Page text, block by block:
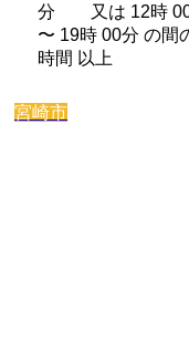
分 又は 12時
〜 19時 00分 の間
時間 以上
宮崎市